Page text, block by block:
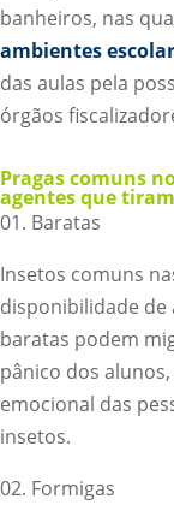
banheiros, nas
ambientes
das aulas pela
órgãos
Pragas comuns
agentes que
01. Baratas
Insetos comuns
disponibilidade de
baratas podem
pânico dos
emocional das
insetos.
02. Formigas